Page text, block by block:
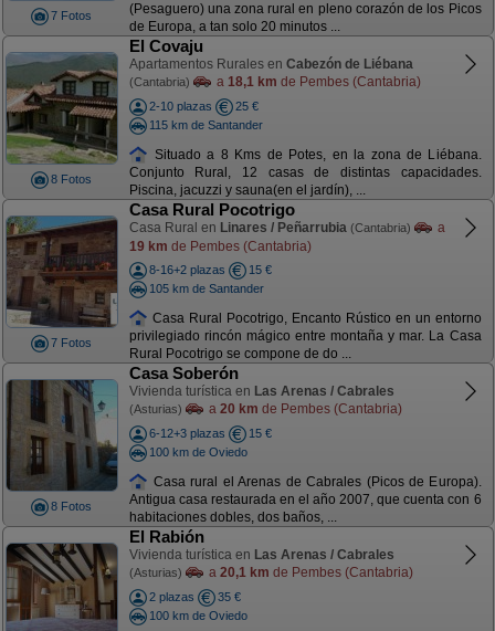
7 Fotos
(Pesaguero) una zona rural en pleno corazón de los Picos
de Europa, a tan solo 20 minutos ...
8 Fotos
El Covaju
Apartamentos Rurales en Cabezón de Liébana
(Cantabria) a 18,1 km de Pembes (Cantabria)
2-10 plazas
25 €
115 km de Santander
Situado a 8 Kms de Potes, en la zona de Liébana.
Conjunto Rural, 12 casas de distintas capacidades.
Piscina, jacuzzi y sauna(en el jardín), ...
7 Fotos
Casa Rural Pocotrigo
Casa Rural en Linares / Peñarrubia (Cantabria)
a
19 km de Pembes (Cantabria)
8-16+2 plazas
15 €
105 km de Santander
Casa Rural Pocotrigo, Encanto Rústico en un entorno
privilegiado rincón mágico entre montaña y mar. La Casa
Rural Pocotrigo se compone de do ...
8 Fotos
Casa Soberón
Vivienda turística en Las Arenas / Cabrales
(Asturias) a 20 km de Pembes (Cantabria)
6-12+3 plazas
15 €
100 km de Oviedo
Casa rural el Arenas de Cabrales (Picos de Europa).
Antigua casa restaurada en el año 2007, que cuenta con 6
habitaciones dobles, dos baños, ...
El Rabión
Vivienda turística en Las Arenas / Cabrales
(Asturias) a 20,1 km de Pembes (Cantabria)
2 plazas
35 €
100 km de Oviedo